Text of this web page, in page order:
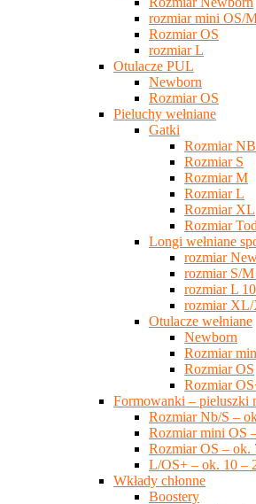
rozmiar mini OS/
Rozmiar OS
rozmiar L
Otulacze PUL
Newborn
Rozmiar OS
Pieluchy wełniane
Gatki
Rozmiar NB
Rozmiar S
Rozmiar M
Rozmiar L
Rozmiar XL
Rozmiar
Longi wełniane
rozmiar
rozmiar S/
rozmiar L
rozmiar
Otulacze wełniane
Newborn
Rozmiar
Rozmiar OS
Rozmiar
Formowanki – pieluszki
Rozmiar Nb/S –
Rozmiar mini OS
Rozmiar OS – ok.
L/OS+ – ok. 10 –
Wkłady chłonne
Boostery